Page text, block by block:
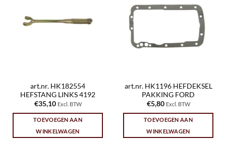
art.nr. HK182554
HEFSTANG LINKS 4192
€35,10 Excl. BTW
TOEVOEGEN AAN
WINKELWAGEN
art.nr. HK1196 HEFDEKSEL
PAKKING FORD
€5,80 Excl. BTW
TOEVOEGEN AAN
WINKELWAGEN